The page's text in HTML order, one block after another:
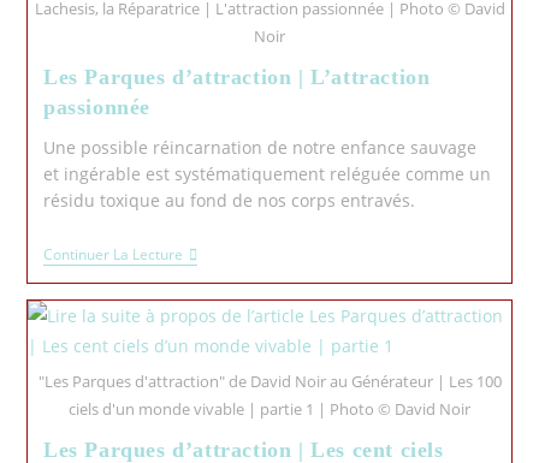
Lachesis, la Réparatrice | L'attraction passionnée | Photo © David
Noir
Les Parques d’attraction | L’attraction
passionnée
Une possible réincarnation de notre enfance sauvage
et ingérable est systématiquement reléguée comme un
résidu toxique au fond de nos corps entravés.
Continuer La Lecture
"Les Parques d'attraction" de David Noir au Générateur | Les 100
ciels d'un monde vivable | partie 1 | Photo © David Noir
Les Parques d’attraction | Les cent ciels